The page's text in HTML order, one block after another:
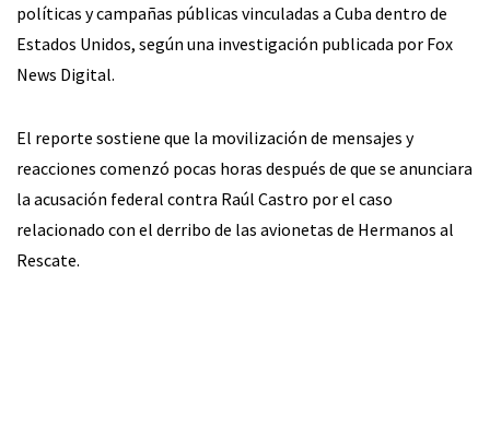
políticas y campañas públicas vinculadas a Cuba dentro de
Estados Unidos, según una investigación publicada por Fox
News Digital.
El reporte sostiene que la movilización de mensajes y
reacciones comenzó pocas horas después de que se anunciara
la acusación federal contra Raúl Castro por el caso
relacionado con el derribo de las avionetas de Hermanos al
Rescate.